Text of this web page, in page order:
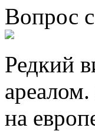
Вопрос
Редкий
на